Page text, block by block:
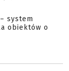
system
obiektów o